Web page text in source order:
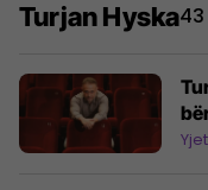
Turjan Hyska
Yjet